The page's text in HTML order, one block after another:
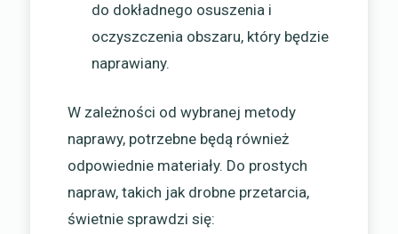
do dokładnego osuszenia i
oczyszczenia obszaru, który będzie
naprawiany.
W zależności od wybranej metody
naprawy, potrzebne będą również
odpowiednie materiały. Do prostych
napraw, takich jak drobne przetarcia,
świetnie sprawdzi się: